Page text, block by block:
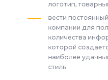
логотип,
вести
компании для
количества
которой
наиболее
стиль.